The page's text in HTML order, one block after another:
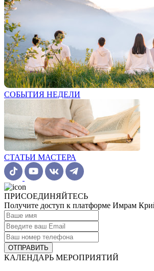
СОБЫТИЯ НЕДЕЛИ
СТАТЬИ МАСТЕРА
ПРИСОЕДИНЯЙТЕСЬ
Получите доступ к платформе Имрам
ОТПРАВИТЬ
КАЛЕНДАРЬ МЕРОПРИЯТИЙ